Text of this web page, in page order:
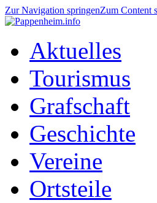
Zur Navigation springenZum Content
Aktuelles
Tourismus
Grafschaft
Geschichte
Vereine
Ortsteile